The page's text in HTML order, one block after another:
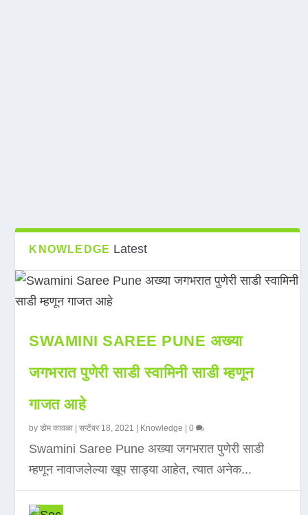
KNOWLEDGE Latest
SWAMINI SAREE PUNE अख्या
जगभरात पुणेरी साडी स्वामिनी साडी म्हणून
गाजत आहे
byडोम कावळा |सप्टेंबर 18, 2021 Knowledge |0
Swamini Saree Pune अख्या जगभरात पुणेरी साडी
म्हणून नावाजलेल्या खूप साड्या आहेत, त्यात अनेक...